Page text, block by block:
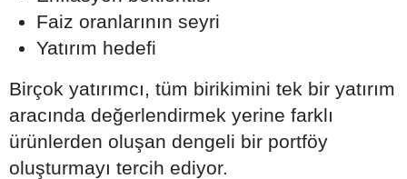
Faiz oranlarının seyri
Yatırım hedefi
Birçok yatırımcı, tüm birikimini tek bir yatırım
aracında değerlendirmek yerine farklı
ürünlerden oluşan dengeli bir portföy
oluşturmayı tercih ediyor.